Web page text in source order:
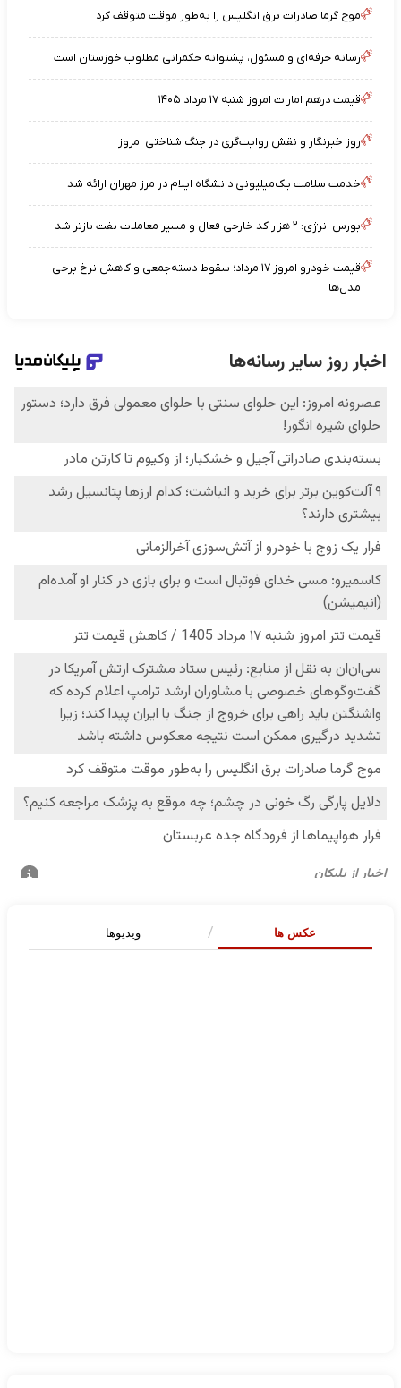
موج گرما صادرات برق انگلیس را به‌طور موقت متوقف کرد
رسانه حرفه‌ای و مسئول، پشتوانه حکمرانی مطلوب خوزستان است
قیمت درهم امارات امروز شنبه ۱۷ مرداد ۱۴۰۵
روز خبرنگار و نقش روایت‌گری در جنگ شناختی امروز
خدمت سلامت یک‌میلیونی دانشگاه ایلام در مرز مهران ارائه شد
بورس انرژی: ۲ هزار کد خارجی فعال و مسیر معاملات نفت بازتر شد
قیمت خودرو امروز ۱۷ مرداد؛ سقوط دسته‌جمعی و کاهش نرخ برخی
مدل‌ها
عکس ها ویدیوها